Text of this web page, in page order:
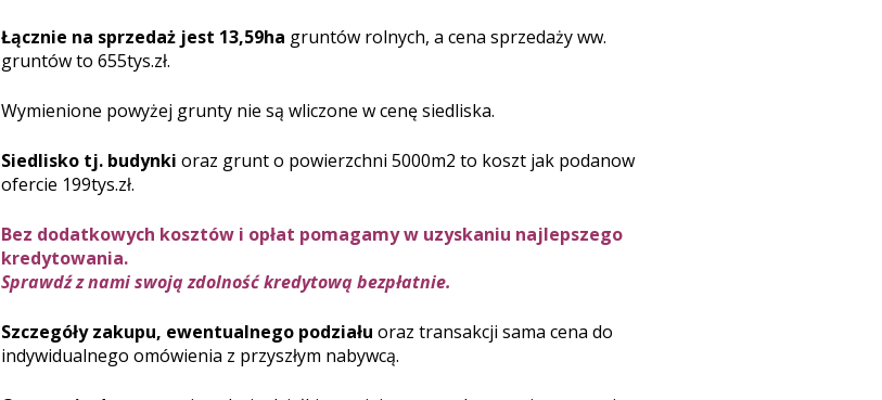
Łącznie na sprzedaż jest 13,59ha gruntów rolnych, a cena sprzedaży ww.
gruntów to 655tys.zł.
Wymienione powyżej grunty nie są wliczone w cenę siedliska.
Siedlisko tj. budynki oraz grunt o powierzchni 5000m2 to koszt jak podanow
ofercie 199tys.zł.
Bez dodatkowych kosztów i opłat pomagamy w uzyskaniu najlepszego
kredytowania.
Sprawdź z nami swoją zdolność kredytową bezpłatnie.
Szczegóły zakupu, ewentualnego podziału oraz transakcji sama cena do
indywidualnego omówienia z przyszłym nabywcą.